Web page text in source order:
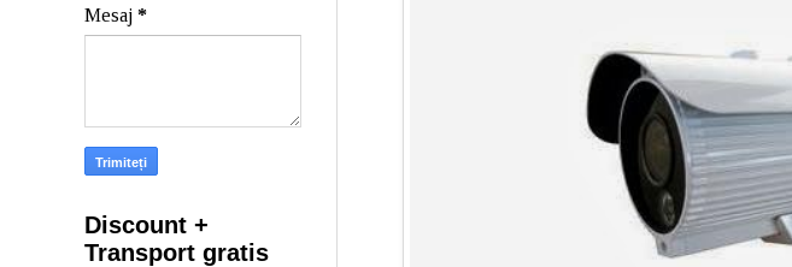
Mesaj *
Discount +
Transport gratis